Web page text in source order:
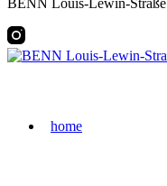
BENN Louis-Lewin-Straße
home